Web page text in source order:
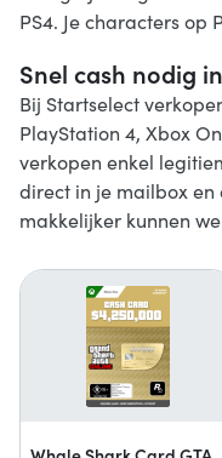
PS4. Je characters op
Snel cash nodig
Bij Startselect
PlayStation 4, Xbox
verkopen enkel
direct in je mailbox en
makkelijker kunnen